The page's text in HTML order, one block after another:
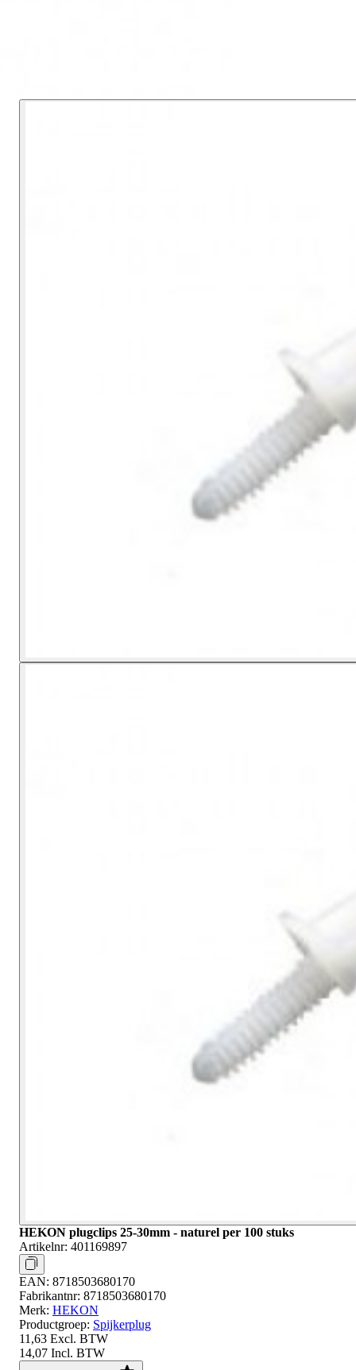
HEKON plugclips 25-30mm - naturel per 100 stuks
Artikelnr: 401169897
EAN: 8718503680170
Fabrikantnr: 8718503680170
Merk: HEKON
Productgroep: Spijkerplug
11,63 Excl. BTW
14,07 Incl. BTW